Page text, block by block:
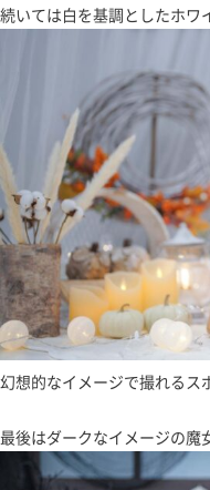
続いては白を基調としたホワ
幻想的なイメージで撮れるス
最後はダークなイメージの魔